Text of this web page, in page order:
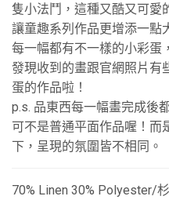
隻小法鬥，這種又酷又可愛
讓童趣系列作品更增添一點
每一幅都有不一樣的小彩蛋
發現收到的畫跟官網照片有
蛋的作品啦！
p.s. 品東西每一幅畫完成後
可不是普通平面作品喔！而
下，呈現的氛圍皆不相同。
70% Linen 30% Polyester/